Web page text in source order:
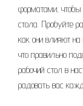
форматами, чтобы
стола. Пробуйте
как они влияют
что правильно
рабочий стол в
радовать вас